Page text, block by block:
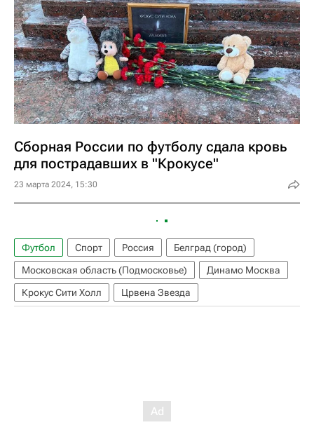
Сборная России по футболу сдала кровь
для пострадавших в "Крокусе"
23 марта 2024, 15:30
Футбол Спорт Россия
Белград (город)
Московская область (Подмосковье)
Динамо Москва
Крокус Сити Холл
Црвена Звезда